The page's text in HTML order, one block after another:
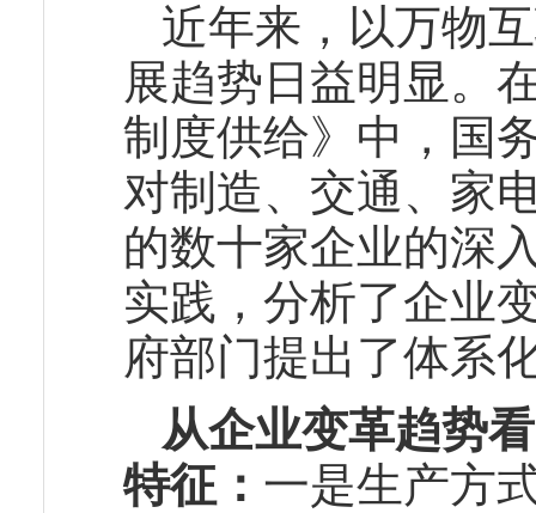
近年来，以万物
展趋势日益明显。
制度供给》中，国
对制造、交通、家
的数十家企业的深
实践，分析了企业
府部门提出了体系
从企业变革趋势
特征： 一是生产方